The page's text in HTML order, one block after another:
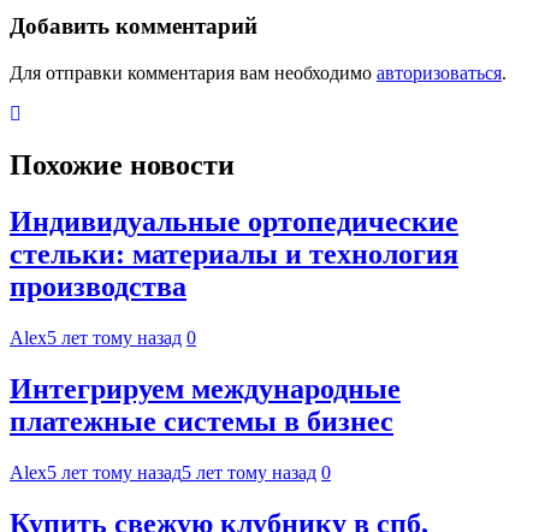
Добавить комментарий
Для отправки комментария вам необходимо авторизоваться.
Похожие новости
Индивидуальные ортопедические
стельки: материалы и технология
производства
Alex5 лет тому назад 0
Интегрируем международные
платежные системы в бизнес
Alex5 лет тому назад5 лет тому назад 0
Купить свежую клубнику в спб,